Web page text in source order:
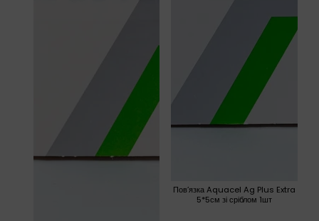
Пов’язка Aquacel Ag Plus Extra
5*5см зі сріблом 1шт